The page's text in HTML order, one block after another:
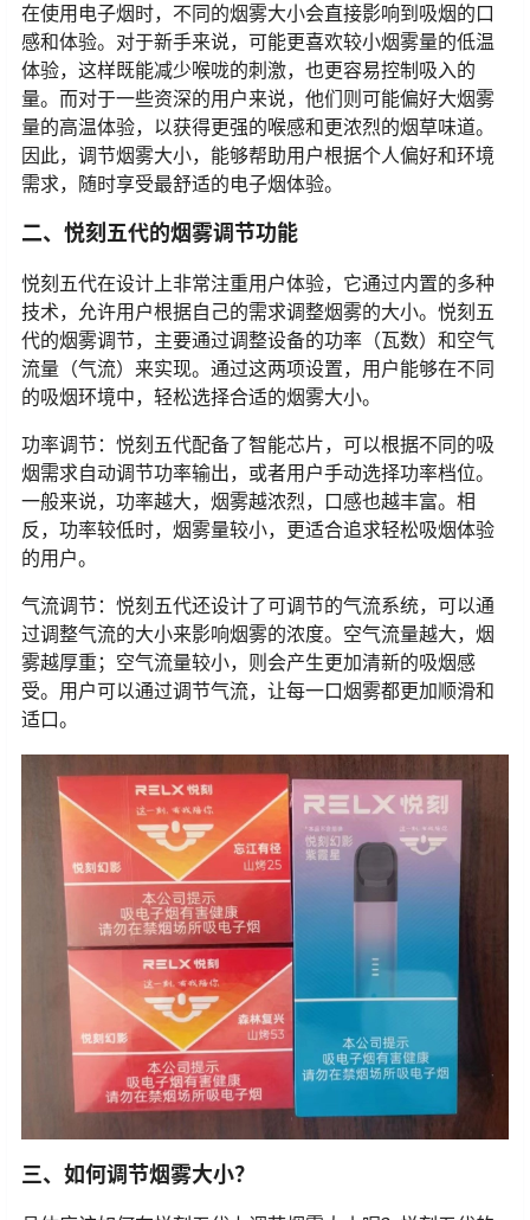
在使用电子烟时，不同的烟雾大小会直接影响到吸烟的口
感和体验。对于新手来说，可能更喜欢较小烟雾量的低温
体验，这样既能减少喉咙的刺激，也更容易控制吸入的
量。而对于一些资深的用户来说，他们则可能偏好大烟雾
量的高温体验，以获得更强的喉感和更浓烈的烟草味道。
因此，调节烟雾大小，能够帮助用户根据个人偏好和环境
需求，随时享受最舒适的电子烟体验。
二、悦刻五代的烟雾调节功能
悦刻五代在设计上非常注重用户体验，它通过内置的多种
技术，允许用户根据自己的需求调整烟雾的大小。悦刻五
代的烟雾调节，主要通过调整设备的功率（瓦数）和空气
流量（气流）来实现。通过这两项设置，用户能够在不同
的吸烟环境中，轻松选择合适的烟雾大小。
功率调节：悦刻五代配备了智能芯片，可以根据不同的吸
烟需求自动调节功率输出，或者用户手动选择功率档位。
一般来说，功率越大，烟雾越浓烈，口感也越丰富。相
反，功率较低时，烟雾量较小，更适合追求轻松吸烟体验
的用户。
气流调节：悦刻五代还设计了可调节的气流系统，可以通
过调整气流的大小来影响烟雾的浓度。空气流量越大，烟
雾越厚重；空气流量较小，则会产生更加清新的吸烟感
受。用户可以通过调节气流，让每一口烟雾都更加顺滑和
适口。
三、如何调节烟雾大小？